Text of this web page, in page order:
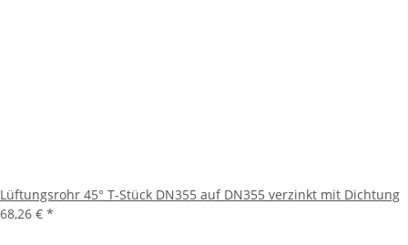
Lüftungsrohr 45° T-Stück DN355 auf DN355 verzinkt mit Dichtung
68,26 € *